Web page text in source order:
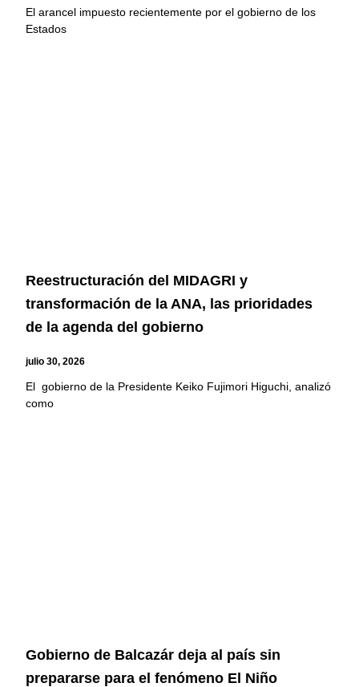
El arancel impuesto recientemente por el gobierno de los
Estados
Reestructuración del MIDAGRI y
transformación de la ANA, las prioridades
de la agenda del gobierno
julio 30, 2026
El gobierno de la Presidente Keiko Fujimori Higuchi, analizó
como
Gobierno de Balcazár deja al país sin
prepararse para el fenómeno El Niño